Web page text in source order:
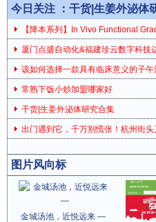
今日关注 ： 干货|生姜外泌体
【降本系列】In Vivo Functional
厦门点盛自动化&福建珍云数字科技
该如何选择一款具有临床意义的子午
常熟下饭小炒加盟哪家好
干货|生姜外泌体研究合集
出门遇到它，千万别慌张！杭州街头
图片风向标
金城汤池，近悦远来 —